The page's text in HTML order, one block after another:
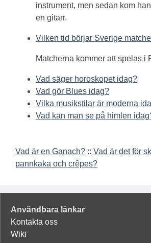
instrument, men sedan kom
en gitarr.
Vilken tid börjar Sverige
Matcherna kommer att spelas i
Vad säger horoskopet idag?
Vad gör Blues idag?
Vilka musikstilar är moderna
Vad kan man se på himlen
Vad är en Ganach? :: Vad är det för
pannkaka och crêpes?
Användbara länkar
Kontakta oss
Wiki